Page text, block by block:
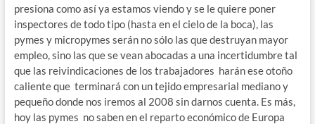
presiona como así ya estamos viendo y se le quiere poner
inspectores de todo tipo (hasta en el cielo de la boca), las
pymes y micropymes serán no sólo las que destruyan mayor
empleo, sino las que se vean abocadas a una incertidumbre tal
que las reivindicaciones de los trabajadores harán ese otoño
caliente que terminará con un tejido empresarial mediano y
pequeño donde nos iremos al 2008 sin darnos cuenta. Es más,
hoy las pymes no saben en el reparto económico de Europa